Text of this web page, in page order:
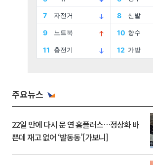
주요뉴스
22일 만에 다시 문 연 홈플러스…정상화 바
쁜데 재고 없어 ‘발동동’[가보니]